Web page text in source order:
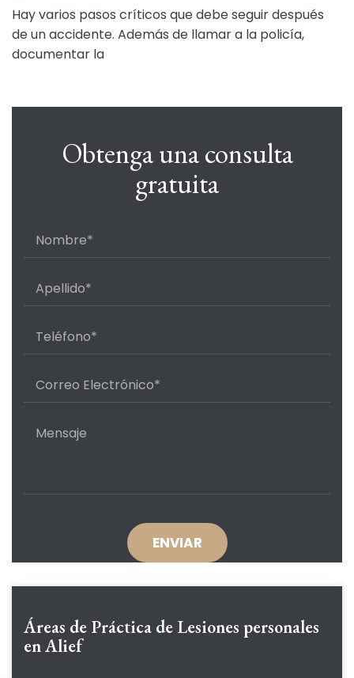
Hay varios pasos críticos que debe seguir después
de un accidente. Además de llamar a la policía,
documentar la
Obtenga una consulta
gratuita
Áreas de Práctica de Lesiones personales
en Alief